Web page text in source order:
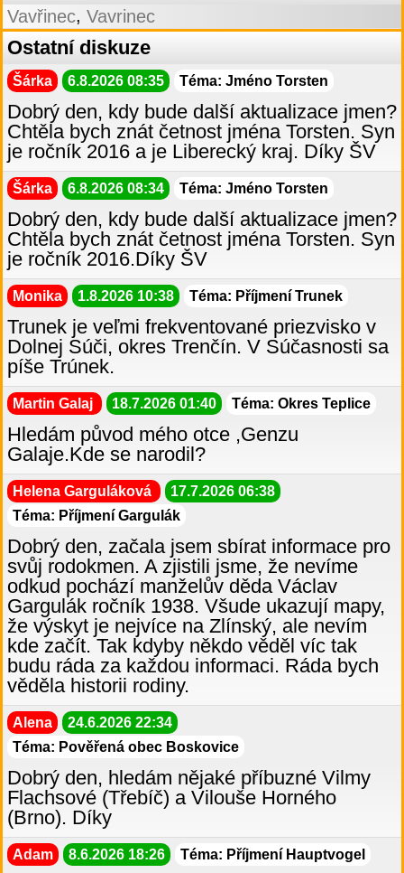
Vavřinec, Vavrinec
Ostatní diskuze
Šárka 6.8.2026 08:35 Téma: Jméno Torsten
Dobrý den, kdy bude další aktualizace jmen?
Chtěla bych znát četnost jména Torsten. Syn
je ročník 2016 a je Liberecký kraj. Díky ŠV
Šárka 6.8.2026 08:34 Téma: Jméno Torsten
Dobrý den, kdy bude další aktualizace jmen?
Chtěla bych znát četnost jména Torsten. Syn
je ročník 2016.Díky ŠV
Monika 1.8.2026 10:38 Téma: Příjmení Trunek
Trunek je veľmi frekventované priezvisko v
Dolnej Súči, okres Trenčín. V Súčasnosti sa
píše Trúnek.
Martin Galaj 18.7.2026 01:40 Téma: Okres Teplice
Hledám původ mého otce ,Genzu
Galaje.Kde se narodil?
Helena Garguláková
17.7.2026 06:38
Téma: Příjmení Gargulák
Dobrý den, začala jsem sbírat informace pro
svůj rodokmen. A zjistili jsme, že nevíme
odkud pochází manželův děda Václav
Gargulák ročník 1938. Všude ukazují mapy,
že výskyt je nejvíce na Zlínský, ale nevím
kde začít. Tak kdyby někdo věděl víc tak
budu ráda za každou informaci. Ráda bych
věděla historii rodiny.
Alena
24.6.2026 22:34
Téma: Pověřená obec Boskovice
Dobrý den, hledám nějaké příbuzné Vilmy
Flachsové (Třebíč) a Vilouše Horného
(Brno). Díky
Adam 8.6.2026 18:26 Téma: Příjmení Hauptvogel